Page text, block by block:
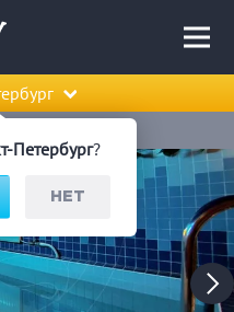
Петербург?
НЕТ